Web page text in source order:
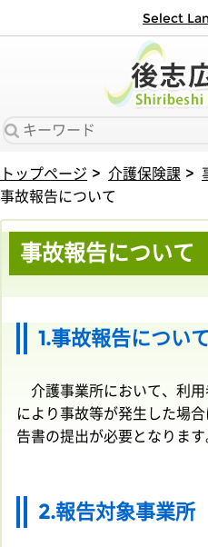
Select
トップページ 介護保険課
事故報告について
事故報告について
1.事故報告につい
介護事業所において、利
により事故等が発生した場
告書の提出が必要となります
2.報告対象事業所